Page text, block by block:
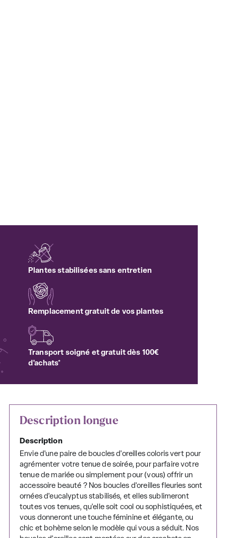
Plantes stabilisées sans entretien
Remplacement gratuit de vos plantes
Transport soigné et gratuit dès 100€
d'achats*
Description longue
Description
Envie d'une paire de boucles d'oreilles coloris vert pour
agrémenter votre tenue de soirée, pour parfaire votre
tenue de mariée ou simplement pour (vous) offrir un
accessoire beauté ? Nos boucles d'oreilles fleuries sont
ornées d'eucalyptus stabilisés, et elles sublimeront
toutes vos tenues, qu'elle soit cool ou sophistiquées, et
vous donneront une touche féminine et élégante, ou
chic et bohème selon le modèle qui vous a séduit. Nos